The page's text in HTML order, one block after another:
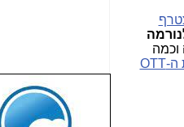
וכמה
"עד מתי רשעים יעלוזו וצדיקים יזילו דמעה?" בגרסת ה-OTT
שבוע טוב לכל
הגולשים באשר